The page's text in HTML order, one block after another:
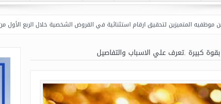
لتحقيق ارقام استثنائية في القروض الشخصية خلال الربع الأول من 2026
كبيرة .تعرف علي الاسباب والتفاصيل